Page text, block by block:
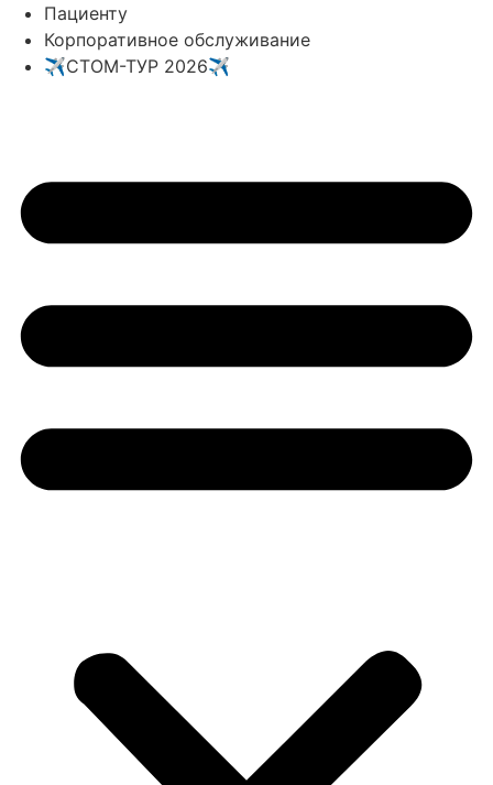
Перейти
содержимому
Пациенту
Корпоративное обслуживание
✈️СТОМ-ТУР 2026✈️